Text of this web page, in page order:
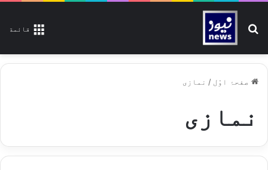
قائمة تلاش کیجیے
صفحۂ اوّل / نمازی
نمازی